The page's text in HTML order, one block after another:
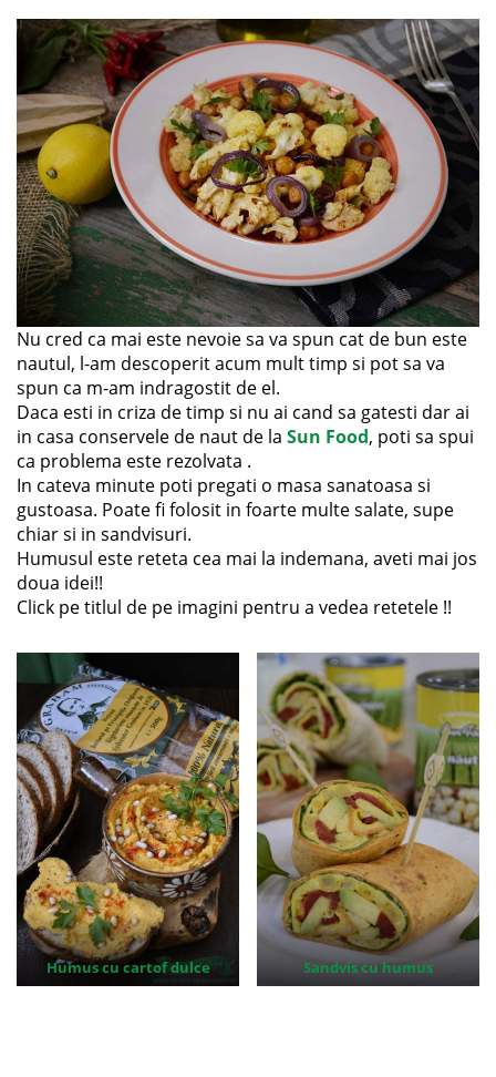
Nu cred ca mai este nevoie sa va spun cat de bun este
nautul, l-am descoperit acum mult timp si pot sa va
spun ca m-am indragostit de el.
Daca esti in criza de timp si nu ai cand sa gatesti dar ai
in casa conservele de naut de la Sun Food, poti sa spui
ca problema este rezolvata .
In cateva minute poti pregati o masa sanatoasa si
gustoasa. Poate fi folosit in foarte multe salate, supe
chiar si in sandvisuri.
Humusul este reteta cea mai la indemana, aveti mai jos
doua idei!!
Click pe titlul de pe imagini pentru a vedea retetele !!
Humus cu cartof dulce Sandvis cu humus